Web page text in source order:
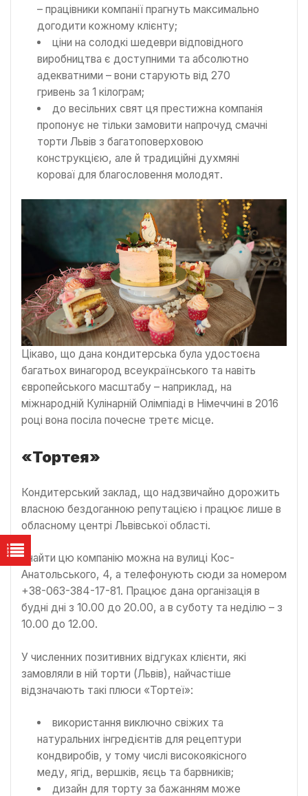
– працівники компанії прагнуть максимально
догодити кожному клієнту;
ціни на солодкі шедеври відповідного
виробництва є доступними та абсолютно
адекватними – вони старують від 270
гривень за 1 кілограм;
до весільних свят ця престижна компанія
пропонує не тільки замовити напрочуд смачні
торти Львів з багатоповерховою
конструкцією, але й традиційні духмяні
короваї для благословення молодят.
Цікаво, що дана кондитерська була удостоєна
багатьох винагород всеукраїнського та навіть
європейського масштабу – наприклад, на
міжнародній Кулінарній Олімпіаді в Німеччині в 2016
році вона посіла почесне третє місце.
«Тортея»
Кондитерський заклад, що надзвичайно дорожить
власною бездоганною репутацією і працює лише в
обласному центрі Львівської області.
Знайти цю компанію можна на вулиці Кос-
Анатольського, 4, а телефонують сюди за номером
+38-063-384-17-81. Працює дана організація в
будні дні з 10.00 до 20.00, а в суботу та неділю – з
10.00 до 12.00.
У численних позитивних відгуках клієнти, які
замовляли в ній торти (Львів), найчастіше
відзначають такі плюси «Тортеї»:
використання виключно свіжих та
натуральних інгредієнтів для рецептури
кондвиробів, у тому числі високоякісного
меду, ягід, вершків, яєць та барвників;
дизайн для торту за бажанням може